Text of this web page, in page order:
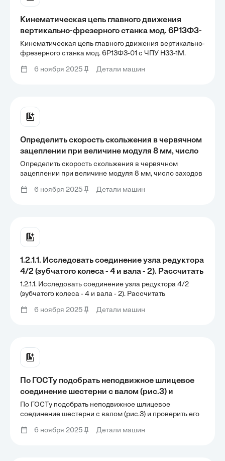
Кинематическая цепь главного движения
вертикально-фрезерного станка мод. 6Р13Ф3-
01 с ЧПУ Н33-1М. Составить уравнение
кинематического баланса и подсчитать
максимальное и минимальное значения частот
вращения шпинделя.
Кинематическая цепь главного движения вертикально-
фрезерного станка мод. 6Р13Ф3-01 с ЧПУ Н33-1М.
подсчитать максимальное и минимальное значения
6 ноября 2025 Детали машин
Определить скорость скольжения в червячном
зацеплении при величине модуля 8 мм, число
заходов червяка - 2, коэффициент диаметра 8
и его частота вращения 960 мин'.
Определить скорость скольжения в червячном
зацеплении при величине модуля 8 мм, число заходов
вращения 960 мин'.
6 ноября 2025 Детали машин
1.2.1.1. Исследовать соединение узла редуктора
4/2 (зубчатого колеса - 4 и вала - 2). Рассчитать
предельные зазоры и натяги, определить
характер посадок по значениям таблицы 1,
строки 1 и 2.
1.2.1.1. Исследовать соединение узла редуктора 4/2
(зубчатого колеса - 4 и вала - 2). Рассчитать
посадок по значениям таблицы 1, строки 1 и 2.
6 ноября 2025 Детали машин
По ГОСТу подобрать неподвижное шлицевое
соединение шестерни с валом (рис.3) и
проверить его на прочность. Диаметр вала d и
момент T, передаваемый валом, приведены в
таблице 3.
По ГОСТу подобрать неподвижное шлицевое
соединение шестерни с валом (рис.3) и проверить его
передаваемый валом, приведены в таблице 3.
6 ноября 2025 Детали машин